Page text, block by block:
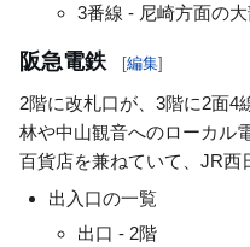
3番線 - 尼崎方面の
阪急電鉄 [編集]
2階に改札口が、3階に2面4
林や中山観音へのローカル
百貨店を兼ねていて、JR西
出入口の一覧
出口 - 2階